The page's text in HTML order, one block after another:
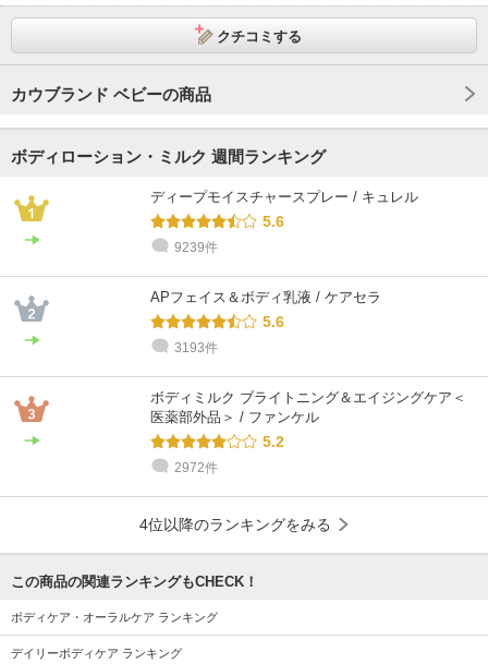
クチコミする
カウブランド ベビーの商品
ボディローション・ミルク 週間ランキング
ディープモイスチャースプレー / キュレル
5.6
9239件
APフェイス＆ボディ乳液 / ケアセラ
5.6
3193件
ボディミルク ブライトニング＆エイジングケア＜
医薬部外品＞ / ファンケル
5.2
2972件
4位以降のランキングをみる
この商品の関連ランキングもCHECK！
ボディケア・オーラルケア ランキング
デイリーボディケア ランキング